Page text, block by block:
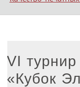
VI
«Кубок